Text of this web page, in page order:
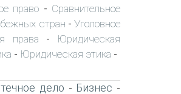
право - Сравнительное
стран -Уголовное
права -
Юридическая
- Юридическая этика -
дело - Бизнес -